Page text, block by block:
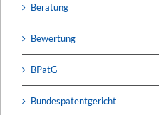
Beratung
Bewertung
BPatG
Bundespatentgericht